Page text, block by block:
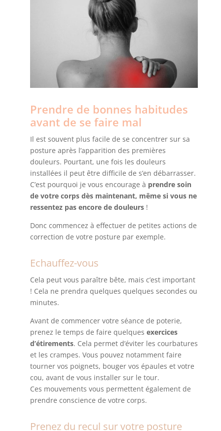
Prendre de bonnes habitudes
avant de se faire mal
Il est souvent plus facile de se concentrer sur sa
posture après l’apparition des premières
douleurs. Pourtant, une fois les douleurs
installées il peut être difficile de s’en débarrasser.
C’est pourquoi je vous encourage à prendre soin
de votre corps dès maintenant, même si vous ne
ressentez pas encore de douleurs!
Donc commencez à effectuer de petites actions de
correction de votre posture par exemple.
Echauffez-vous
Cela peut vous paraître bête, mais c’est important
! Cela ne prendra quelques quelques secondes ou
minutes.
Avant de commencer votre séance de poterie,
prenez le temps de faire quelques exercices
d’étirements. Cela permet d’éviter les courbatures
et les crampes. Vous pouvez notamment faire
tourner vos poignets, bouger vos épaules et votre
cou, avant de vous installer sur le tour.
Ces mouvements vous permettent également de
prendre conscience de votre corps.
Prenez du recul sur votre posture